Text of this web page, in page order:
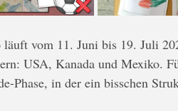
vom 11. Juni bis 19. Juli
USA, Kanada und Mexiko.
Phase, in der ein bisschen